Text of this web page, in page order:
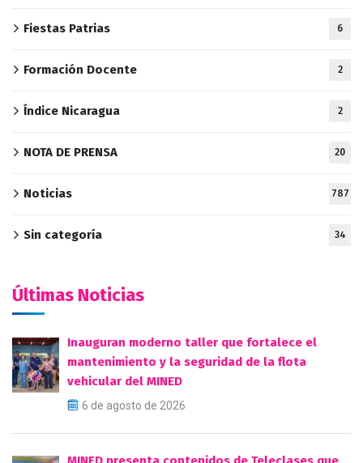
Fiestas Patrias 6
Formación Docente 2
Índice Nicaragua 2
NOTA DE PRENSA 20
Noticias 787
Sin categoría 34
Últimas Noticias
Inauguran moderno taller que fortalece el
mantenimiento y la seguridad de la flota
vehicular del MINED
6 de agosto de 2026